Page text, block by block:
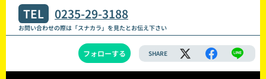
TEL 0235-29-3188
お問い合わせの際は「スナカラ」を見たとお伝え下さい
フォローする SHARE